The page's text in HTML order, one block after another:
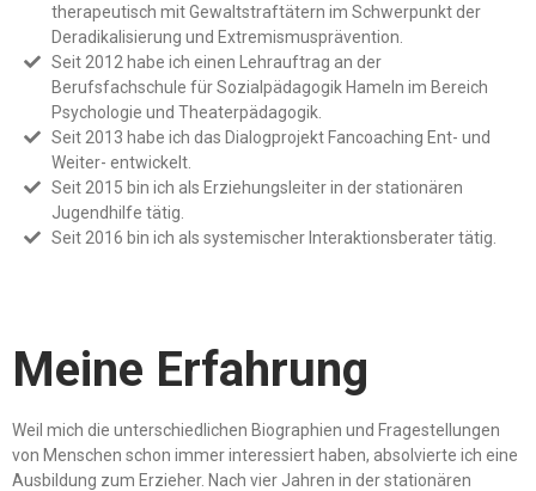
therapeutisch mit Gewaltstraftätern im Schwerpunkt der
Deradikalisierung und Extremismusprävention.
Seit 2012 habe ich einen Lehrauftrag an der
Berufsfachschule für Sozialpädagogik Hameln im Bereich
Psychologie und Theaterpädagogik.
Seit 2013 habe ich das Dialogprojekt Fancoaching Ent- und
Weiter- entwickelt.
Seit 2015 bin ich als Erziehungsleiter in der stationären
Jugendhilfe tätig.
Seit 2016 bin ich als systemischer Interaktionsberater tätig.
Meine Erfahrung
Weil mich die unterschiedlichen Biographien und Fragestellungen
von Menschen schon immer interessiert haben, absolvierte ich eine
Ausbildung zum Erzieher. Nach vier Jahren in der stationären